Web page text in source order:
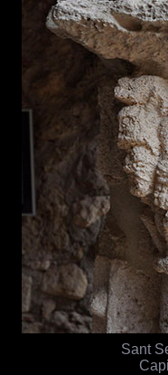
Sant